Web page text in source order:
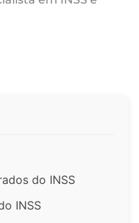
do INSS
INSS